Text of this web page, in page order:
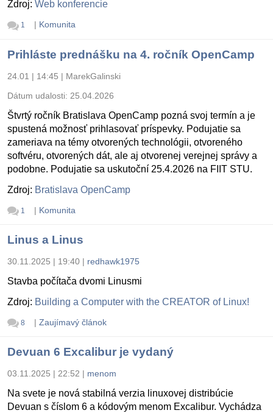
Zdroj: Web konferencie
1 | Komunita
Prihláste prednášku na 4. ročník OpenCamp
24.01 | 14:45 | MarekGalinski
Dátum udalosti: 25.04.2026
Štvrtý ročník Bratislava OpenCamp pozná svoj termín a je
spustená možnosť prihlasovať príspevky. Podujatie sa
zameriava na témy otvorených technológii, otvoreného
softvéru, otvorených dát, ale aj otvorenej verejnej správy a
podobne. Podujatie sa uskutoční 25.4.2026 na FIIT STU.
Zdroj: Bratislava OpenCamp
1 | Komunita
Linus a Linus
30.11.2025 | 19:40 | redhawk1975
Stavba počítača dvomi Linusmi
Zdroj: Building a Computer with the CREATOR of Linux!
8 | Zaujímavý článok
Devuan 6 Excalibur je vydaný
03.11.2025 | 22:52 | menom
Na svete je nová stabilná verzia linuxovej distribúcie
Devuan s číslom 6 a kódovým menom Excalibur. Vychádza